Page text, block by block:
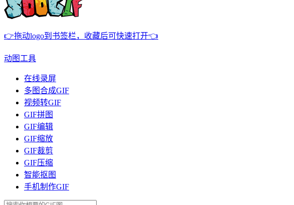
👉拖动logo到书签栏，收藏后可快速打开👈
动图工具
在线录屏
多图合成GIF
视频转GIF
GIF拼图
GIF编辑
GIF缩放
GIF裁剪
GIF压缩
智能抠图
手机制作GIF